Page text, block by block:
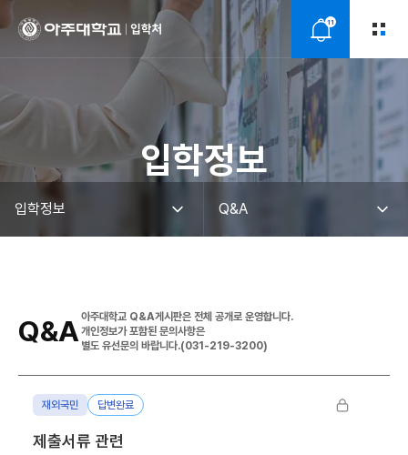
알
림
11
입학정보
Q&A아주대학교 Q&A게시판은 전체 공개로 운영합니다.
개인정보가 포함된 문의사항은
별도 유선문의 바랍니다.(031-219-3200)
재외국민 답변완료
제출서류 관련